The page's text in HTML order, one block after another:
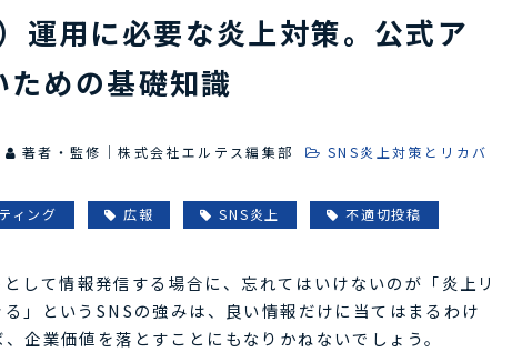
用に必要な炎上対策。公式ア
めの基礎知識
著者・監修｜株式会社エルテス編集部
SNS炎上対策とリカバ
ィング 広報 SNS炎上 不適切投稿
て情報発信する場合に、忘れてはいけないのが「炎上リ
」というSNSの強みは、良い情報だけに当てはまるわけ
企業価値を落とすことにもなりかねないでしょう。